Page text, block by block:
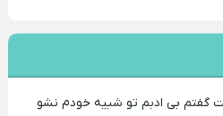
گفتم بی ادبم تو شبیه خودم نشو